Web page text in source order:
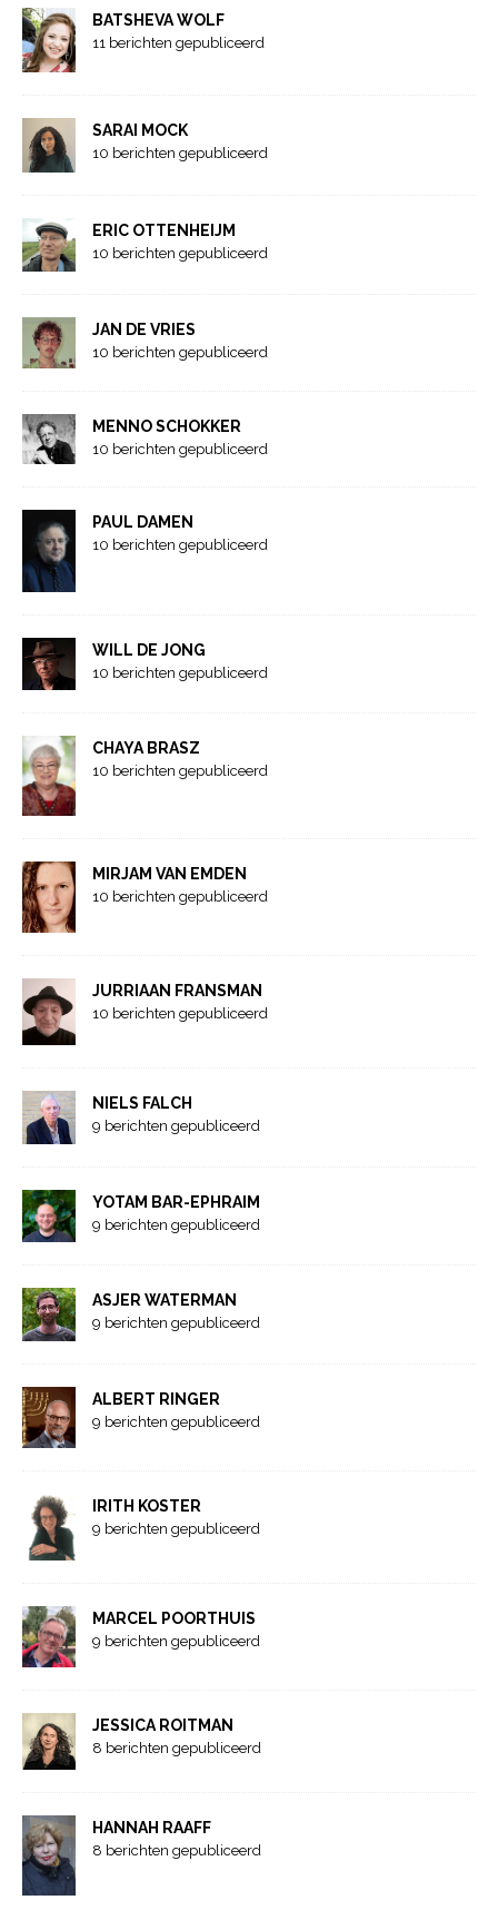
BATSHEVA WOLF
11 berichten gepubliceerd
SARAI MOCK
10 berichten gepubliceerd
ERIC OTTENHEIJM
10 berichten gepubliceerd
JAN DE VRIES
10 berichten gepubliceerd
MENNO SCHOKKER
10 berichten gepubliceerd
PAUL DAMEN
10 berichten gepubliceerd
WILL DE JONG
10 berichten gepubliceerd
CHAYA BRASZ
10 berichten gepubliceerd
MIRJAM VAN EMDEN
10 berichten gepubliceerd
JURRIAAN FRANSMAN
10 berichten gepubliceerd
NIELS FALCH
9 berichten gepubliceerd
YOTAM BAR-EPHRAIM
9 berichten gepubliceerd
ASJER WATERMAN
9 berichten gepubliceerd
ALBERT RINGER
9 berichten gepubliceerd
IRITH KOSTER
9 berichten gepubliceerd
MARCEL POORTHUIS
9 berichten gepubliceerd
JESSICA ROITMAN
8 berichten gepubliceerd
HANNAH RAAFF
8 berichten gepubliceerd